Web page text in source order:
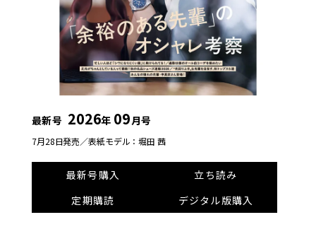
最新号 2026年 09月号
7月28日発売／表紙モデル：堀田 茜
最新号購入
立ち読み
定期購読
デジタル版購入